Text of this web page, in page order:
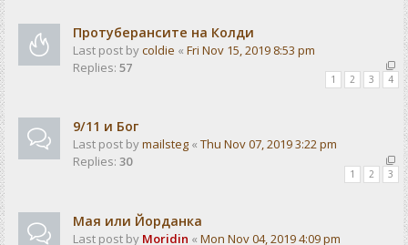
Протуберансите на Колди
Last post bycoldie « Fri Nov 15, 2019 8:53 pm
Replies: 57
1 2 3 4
9/11 и Бог
Last post bymailsteg « Thu Nov 07, 2019 3:22 pm
Replies: 30
1 2 3
Мая или Йорданка
Last post by Moridin « Mon Nov 04, 2019 4:09 pm